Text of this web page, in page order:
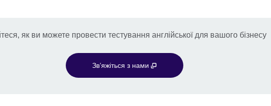
як ви можете провести тестування англійської для вашого бізнесу
Зв’яжіться з нами